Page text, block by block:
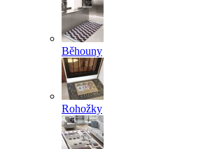
Běhouny
Rohožky